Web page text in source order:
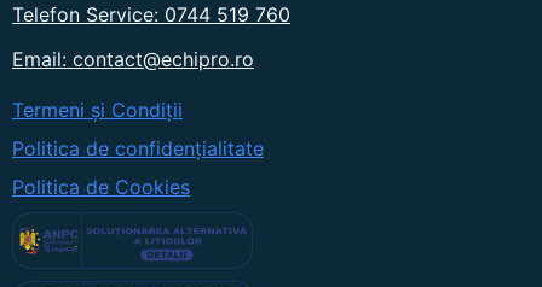
Telefon Service: 0744 519 760
Email: contact@echipro.ro
Termeni și Condiții
Politica de confidențialitate
Politica de Cookies